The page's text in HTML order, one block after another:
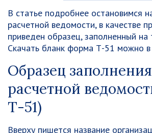
В статье подробнее остановимся
расчетной ведомости, в качестве
приведен образец, заполненный на
Скачать бланк форма Т-51 можно в
Образец заполнения
расчетной
Т-51)
Вверху пишется название